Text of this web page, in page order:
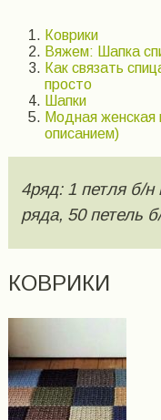
Коврики
Вяжем: Шапка
Как связать
просто
Шапки
Модная женская
описанием)
4ряд: 1 петля б/
ряда, 50 петель
КОВРИКИ